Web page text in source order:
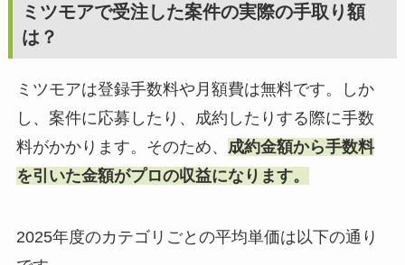
ミツモアで受注した案件の実際の手取り額
は？
ミツモアは登録手数料や月額費は無料です。しか
し、案件に応募したり、成約したりする際に手数
料がかかります。そのため、 成約金額から手数料
を引いた金額がプロの収益になります。
2025年度のカテゴリごとの平均単価は以下の通り